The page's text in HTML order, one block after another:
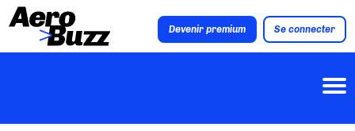
Devenir premium Se connecter